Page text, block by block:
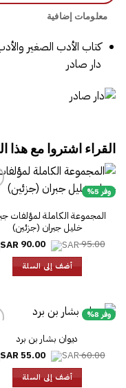
معلومات إضافية
كتاب الأدب الصغير
دار صادر
القراء اشتروا مع هذا
وفر 5%
المجموعة الكاملة لمؤلفات
خليل جبران (جزئين)
95.00
السعر
هو:
95.00.
90.00
أضف إلى السلة
وفر 8%
ديوان بشار بن برد
60.00
السعر
الأصلي
هو:
60.00.
55.00
أضف إلى السلة